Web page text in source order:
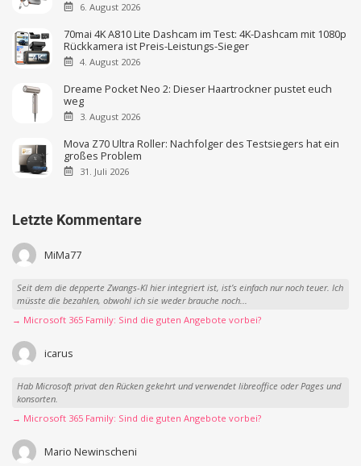
6. August 2026
70mai 4K A810 Lite Dashcam im Test: 4K-Dashcam mit 1080p
Rückkamera ist Preis-Leistungs-Sieger
4. August 2026
Dreame Pocket Neo 2: Dieser Haartrockner pustet euch
weg
3. August 2026
Mova Z70 Ultra Roller: Nachfolger des Testsiegers hat ein
großes Problem
31. Juli 2026
Letzte Kommentare
MiMa77
Seit dem die depperte Zwangs-KI hier integriert ist, ist’s einfach nur noch teuer. Ich
müsste die bezahlen, obwohl ich sie weder brauche noch...
→ Microsoft 365 Family: Sind die guten Angebote vorbei?
icarus
Hab Microsoft privat den Rücken gekehrt und verwendet libreoffice oder Pages und
konsorten.
→ Microsoft 365 Family: Sind die guten Angebote vorbei?
Mario Newinscheni